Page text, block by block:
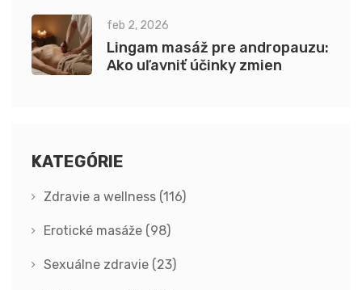
feb 2, 2026
Lingam masáž pre andropauzu:
Ako uľavniť účinky zmien
KATEGÓRIE
Zdravie a wellness (116)
Erotické masáže (98)
Sexuálne zdravie (23)